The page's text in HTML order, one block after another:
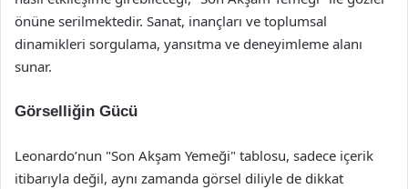
önüne serilmektedir. Sanat, inançları ve toplumsal
dinamikleri sorgulama, yansıtma ve deneyimleme alanı
sunar.
Görselliğin Gücü
Leonardo’nun "Son Akşam Yemeği" tablosu, sadece içerik
itibarıyla değil, aynı zamanda görsel diliyle de dikkat